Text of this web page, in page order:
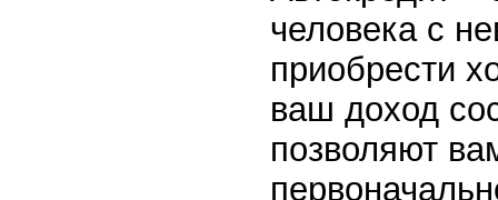
человека с
приобрести
ваш доход
позволяют